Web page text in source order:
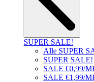
SUPER SALE!
Alle SUPER
SUPER SALE!
SALE €0,99/
SALE €1,99/